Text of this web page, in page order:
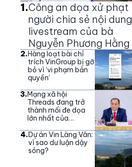
1.Công an dọa xử phạt
người chia sẻ nội dung
livestream của bà
Nguyễn Phương Hằng
2.Hàng loạt bài chỉ
trích VinGroup bị gỡ
bỏ vì ‘vi phạm bản
quyền’
3.Mạng xã hội
Threads đang trở
thành mối đe dọa
lớn nhất của
4.Dự án Vin Làng Vân:
vì sao dư luận dậy
sóng?